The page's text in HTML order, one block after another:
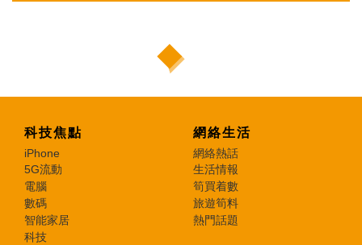
科技焦點
iPhone
5G流動
電腦
數碼
智能家居
科技
網絡生活
網絡熱話
生活情報
筍買着數
旅遊筍料
熱門話題